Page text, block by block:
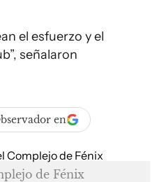
el esfuerzo y el
señalaron
en
de Fénix